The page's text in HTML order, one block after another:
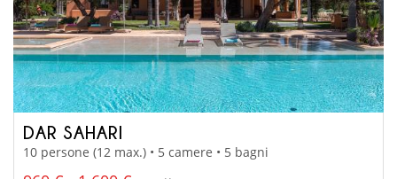
DAR SAHARI
10 persone (12 max.) • 5 camere • 5 bagni